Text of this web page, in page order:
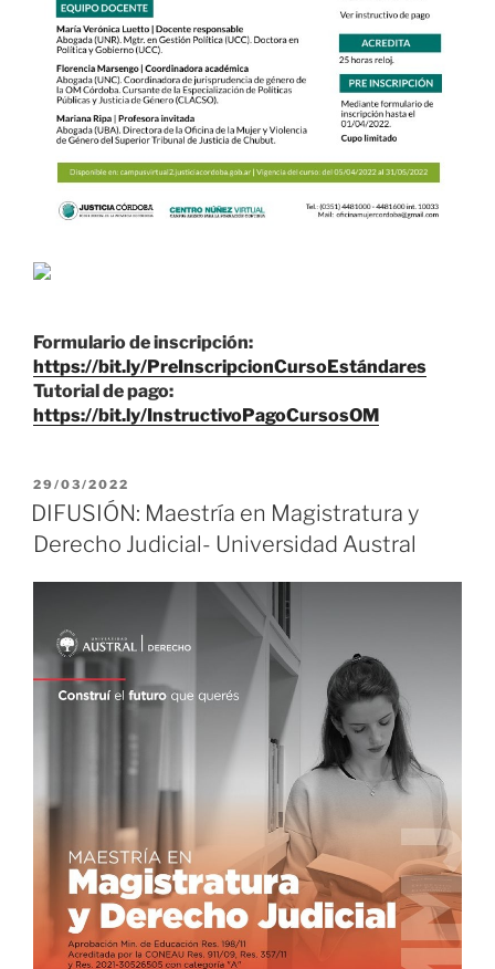
Formulario de inscripción:
https://bit.ly/PreInscripcionCursoEstándares
Tutorial de pago:
https://bit.ly/InstructivoPagoCursosOM
PUBLICADO
EL
29/03/2022
DIFUSIÓN: Maestría en Magistratura y
Derecho Judicial- Universidad Austral